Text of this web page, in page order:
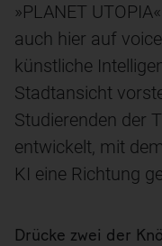
»PLANET
auch hier auf
künstliche
Stadtansicht
Studierenden der
entwickelt, mit
KI eine Richtung
Drücke zwei der